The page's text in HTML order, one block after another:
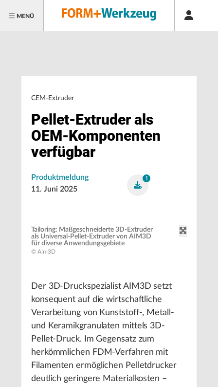
MENÜ
CEM-Extruder
Pellet-Extruder als
OEM-Komponenten
verfügbar
Produktmeldung
11. Juni 2025
1
Tailoring: Maßgeschneiderte 3D-Extruder
als Universal-Pellet-Extruder von AIM3D
für diverse Anwendungsgebiete
© Aim3D
Der 3D-Druckspezialist AIM3D setzt
konsequent auf die wirtschaftliche
Verarbeitung von Kunststoff-, Metall-
und Keramikgranulaten mittels 3D-
Pellet-Druck. Im Gegensatz zum
herkömmlichen FDM-Verfahren mit
Filamenten ermöglichen Pelletdrucker
deutlich geringere Materialkosten –